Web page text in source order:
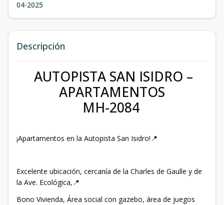
04-2025
Descripción
AUTOPISTA SAN ISIDRO –
APARTAMENTOS
MH-2084
¡Apartamentos en la Autopista San Isidro!📍
Excelente ubicación, cercanía de la Charles de Gaulle y de
la Ave. Ecológica,📍
Bono Vivienda, Área social con gazebo, área de juegos